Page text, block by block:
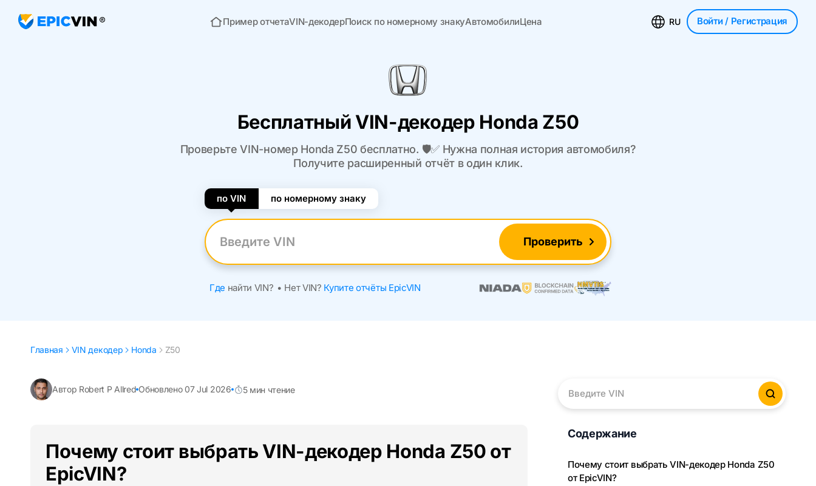
Главная
Пример отчетаVIN-декодерПоиск по номерному знакуАвтомобилиЦена RU Войти/ Регистрация
Бесплатный VIN-декодер Honda Z50
Проверьте VIN-номер Honda Z50 бесплатно. 🛡️✅ Нужна полная история автомобиля?
Получите расширенный отчёт в один клик.
по VIN по номерному знаку
Введите VIN Проверить
Где найти VIN? • Нет VIN? Купите отчёты EpicVIN
Главная VIN декодер Honda Z50
Автор Robert P Allred Обновлено 07 Jul 2026 5 мин чтение
Почему стоит выбрать VIN-декодер Honda Z50 от
EpicVIN?
Введите VIN
Содержание
Почему стоит выбрать VIN-декодер Honda Z50
от EpicVIN?